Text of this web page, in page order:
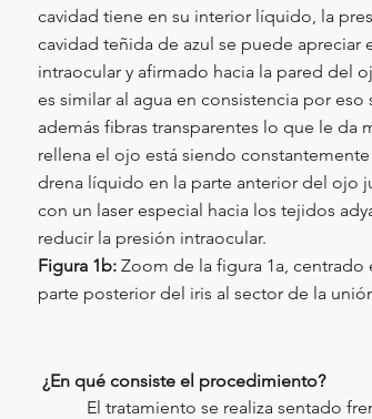
cavidad tiene en su interior líquido, la
cavidad teñida de azul se puede
intraocular y afirmado hacia la pared del
es similar al agua en consistencia por
además fibras transparentes lo que le
rellena el ojo está siendo
drena líquido en la parte anterior del ojo
con un laser especial hacia los tejidos
reducir la presión intraocular.
Figura 1b: Zoom de la figura 1a,
parte posterior del iris al sector de la
¿En qué consiste el procedimiento?
El tratamiento se realiza sentado